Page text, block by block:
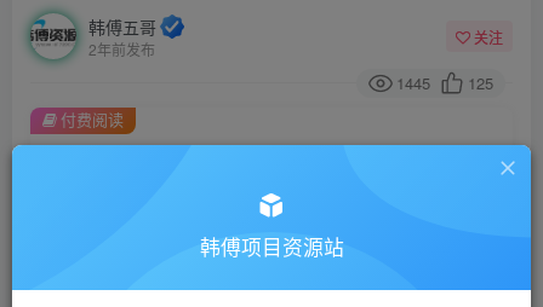
韩傅五哥
2年前发布
关注
1445 125
金币9.9金币99
付费阅读
韩傅项目资源站